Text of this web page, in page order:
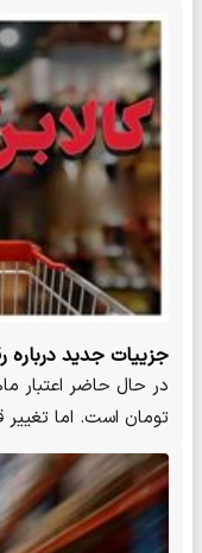
جزییات جدید درباره
کالابرگ از خرداد ۲ برابر می‌شود؟
در حال حاضر اعتبار
تومان است. اما
مجلس به…